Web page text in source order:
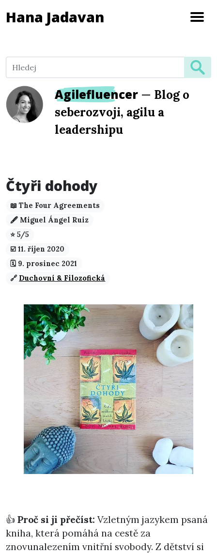
Hana Jadavan
Agilefluencer — Blog o
seberozvoji, agilu a
leadershipu
Čtyři dohody
📖 The Four Agreements
🖋️ Miguel Ángel Ruiz
⭐ 5/5
☑️️ 11. říjen 2020
🗓️ 9. prosinec 2021
🔗 Duchovní & Filozofická
👍 Proč si ji přečíst: Vzletným jazykem psaná
kniha, která pomáhá na cestě za
znovunalezením vnitřní svobody. Z dětství si